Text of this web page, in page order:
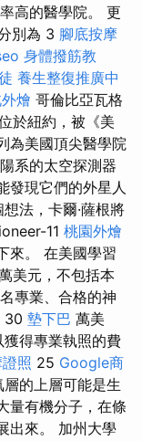
高的醫學院。 更
別為 3 腳底按摩
身體撥筋教
養生整復推廣中
燴 哥倫比亞瓦格
於紐約，被《美
為美國頂尖醫學院
系的太空探測器
發現它們的外星人
法，卡爾·薩根將
11 桃園外燴
來。 在美國學習
美元，不包括本
專業、合格的神
30 墊下巴 萬美
得專業執照的費
照 25 Google商
的上層可能是生
量有機分子，在條
出來。 加州大學